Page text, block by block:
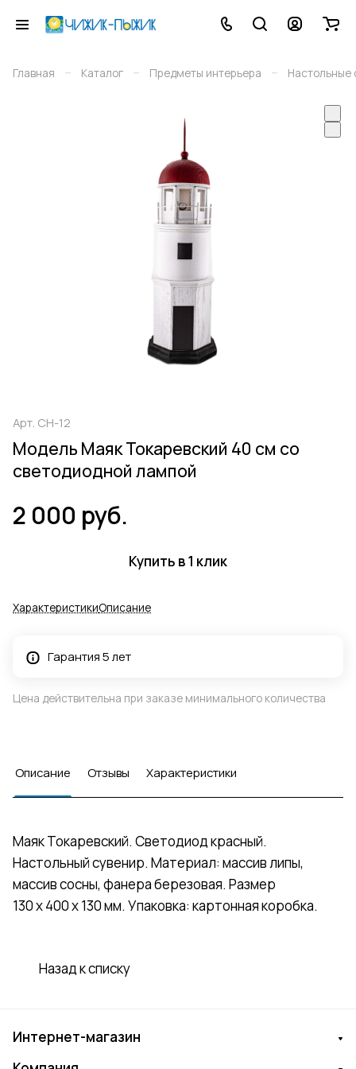
Главная – Каталог – Предметы интерьера – Настольные
Арт. СН-12
Модель Маяк Токаревский 40 см со
светодиодной лампой
2 000 руб.
Купить в 1 клик
ХарактеристикиОписание
Гарантия 5 лет
Цена действительна при заказе минимального количества
Описание Отзывы Характеристики
Маяк Токаревский. Светодиод красный.
Настольный сувенир. Материал: массив липы,
массив сосны, фанера березовая. Размер
130 х 400 х 130 мм. Упаковка: картонная коробка.
Назад к списку
Интернет-магазин